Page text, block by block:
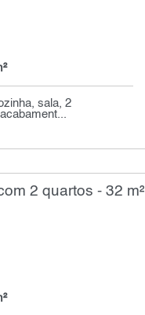
sala, 2
2 quartos - 32 m²